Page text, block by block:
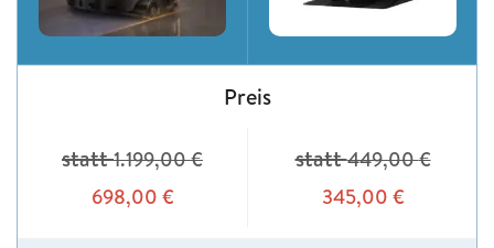
Preis
statt1.199,00€
698,00 €
statt449,00€
345,00 €